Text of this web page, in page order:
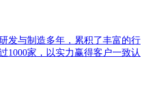
发与制造多年，累积了丰富的行
1000家，以实力赢得客户一致认